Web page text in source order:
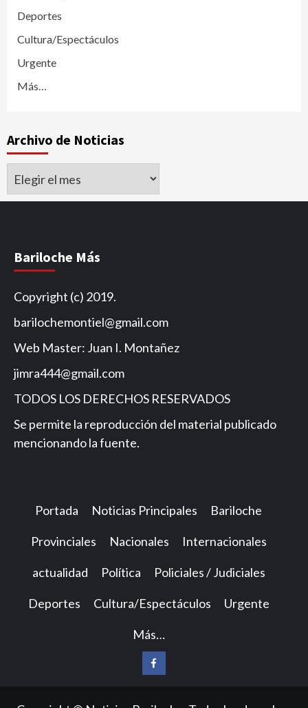
Deportes
Cultura/Espectáculos
Urgente
Más…
Archivo de Noticias
Archivo
Bariloche Más
Copyright (c) 2019.
barilochemontiel@gmail.com
Web Master: Juan I. Montañez
jimra444@gmail.com
TODOS LOS DERECHOS RESERVADOS
Se permite la reproducción del material publicado
mencionando la fuente.
Portada Noticias Principales Bariloche
Provinciales Nacionales Internacionales
actualidad Política Policiales / Judiciales
Deportes Cultura/Espectáculos Urgente
Más…
Facebook